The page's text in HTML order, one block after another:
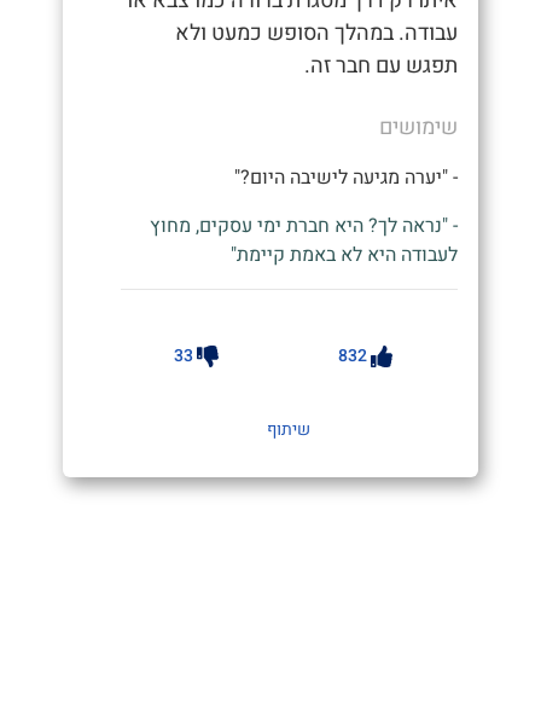
עבודה. במהלך הסופש כמעט ולא
תפגש עם חבר זה.
שימושים
- "יערה מגיעה לישיבה היום?"
- "נראה לך? היא חברת ימי עסקים, מחוץ
לעבודה היא לא באמת קיימת"
832
33
שיתוף